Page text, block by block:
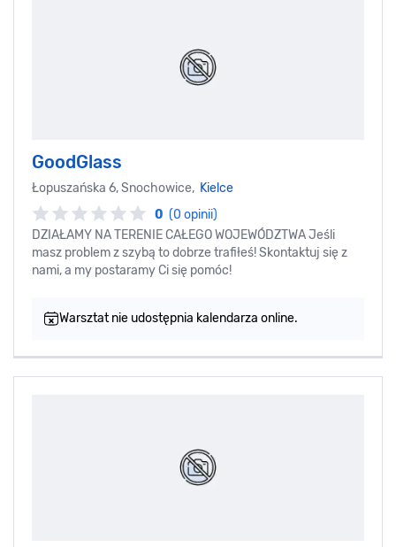
GoodGlass
Łopuszańska 6, Snochowice, Kielce
0 (0 opinii)
DZIAŁAMY NA TERENIE CAŁEGO WOJEWÓDZTWA Jeśli
masz problem z szybą to dobrze trafiłeś! Skontaktuj się z
nami, a my postaramy Ci się pomóc!
Warsztat nie udostępnia kalendarza online.